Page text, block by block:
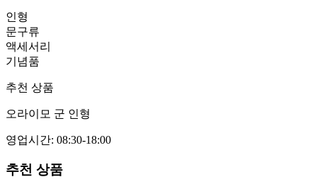
인형
문구류
액세서리
기념품
추천 상품
오라이모 군 인형
영업시간: 08:30-18:00
추천 상품